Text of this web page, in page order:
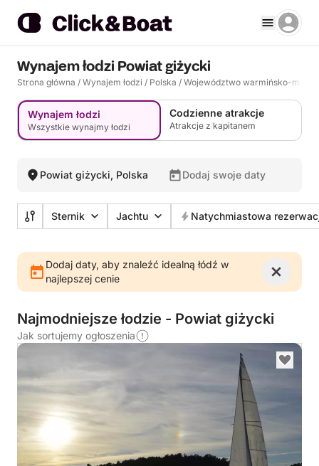
Wynajem łodzi Powiat giżycki
Strona główna / Wynajem łodzi / Polska / Województwo warmińsko-
Wynajem łodzi
Wszystkie wynajmy łodzi
Codzienne atrakcje
Atrakcje z kapitanem
Powiat giżycki, Polska Dodaj swoje daty
Sternik Jachtu Natychmiastowa
Dodaj daty, aby znaleźć idealną łódź w
najlepszej cenie
Najmodniejsze łodzie - Powiat giżycki
Jak sortujemy ogłoszenia